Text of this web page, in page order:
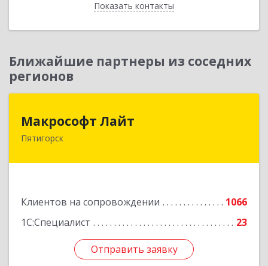
Показать контакты
Назад
Ближайшие партнеры из соседних
регионов
Макрософт Лайт
Пятигорск
Клиентов на сопровождении
1066
1С:Специалист
23
Отправить заявку
357501, Ставропольский край, Пятигорск г,
Отправить заявку